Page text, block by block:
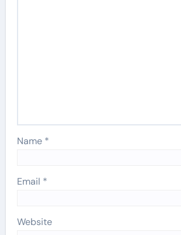
Name *
Email *
Website